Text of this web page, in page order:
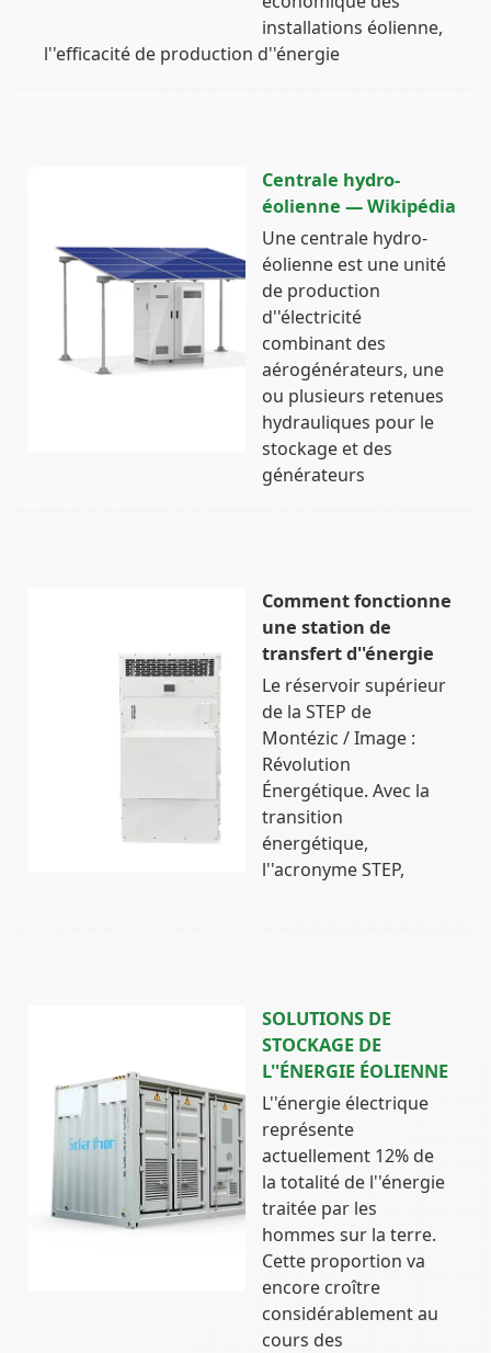
installations éolienne,
l''efficacité de production d''énergie
Centrale hydro-
éolienne — Wikipédia
Une centrale hydro-
éolienne est une unité
de production
d''électricité
combinant des
aérogénérateurs, une
ou plusieurs retenues
hydrauliques pour le
stockage et des
générateurs
Comment fonctionne
une station de
transfert d''énergie
Le réservoir supérieur
de la STEP de
Montézic / Image :
Révolution
Énergétique. Avec la
transition
énergétique,
l''acronyme STEP,
SOLUTIONS DE
STOCKAGE DE
L''ÉNERGIE ÉOLIENNE
L''énergie électrique
représente
actuellement 12% de
la totalité de l''énergie
traitée par les
hommes sur la terre.
Cette proportion va
encore croître
considérablement au
cours des